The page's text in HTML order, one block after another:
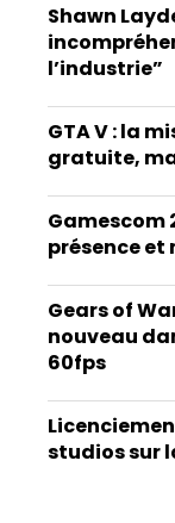
Shawn
l’industrie”
GTA V : la
gratuite,
Gamescom
présence et
Gears of
nouveau
60fps
studios sur